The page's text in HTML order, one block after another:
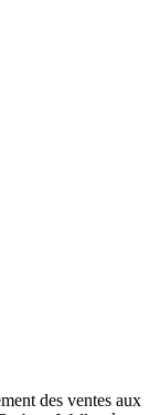
des ventes aux